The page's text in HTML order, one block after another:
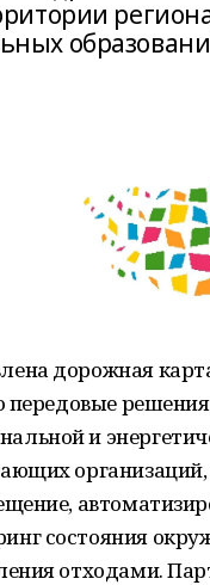
дорожная
передовые
и
организаций,
состояния
отходами.